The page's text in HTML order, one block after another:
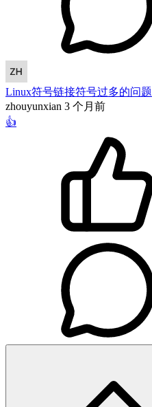
Linux符号链接符号过多的问题
zhouyunxian 3 个月前
👍